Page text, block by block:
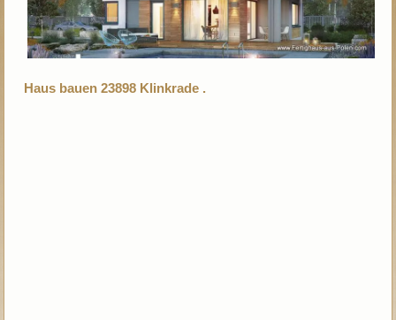
Haus bauen 23898 Klinkrade .